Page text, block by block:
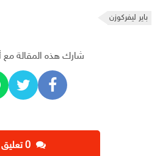
باير ليفركوزن
شارك هذه المقالة
‫0 تعليق